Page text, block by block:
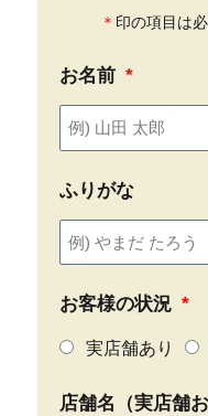
＊ 印の項目は
お名前
ふりがな
お客様の状況
実店舗あり
店舗名（実店舗